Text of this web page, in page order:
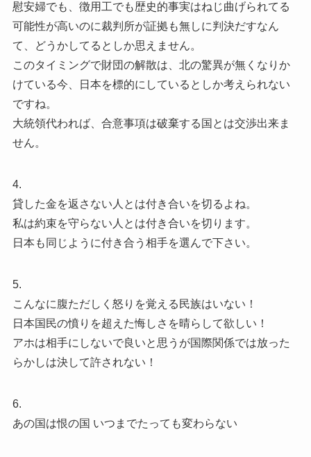
慰安婦でも、徴用工でも歴史的事実はねじ曲げられてる
可能性が高いのに裁判所が証拠も無しに判決だすなん
て、どうかしてるとしか思えません。
このタイミングで財団の解散は、北の驚異が無くなりか
けている今、日本を標的にしているとしか考えられない
ですね。
大統領代われば、合意事項は破棄する国とは交渉出来ま
せん。
4.
貸した金を返さない人とは付き合いを切るよね。
私は約束を守らない人とは付き合いを切ります。
日本も同じように付き合う相手を選んで下さい。
5.
こんなに腹ただしく怒りを覚える民族はいない！
日本国民の憤りを超えた悔しさを晴らして欲しい！
アホは相手にしないで良いと思うが国際関係では放った
らかしは決して許されない！
6.
あの国は恨の国 いつまでたっても変わらない